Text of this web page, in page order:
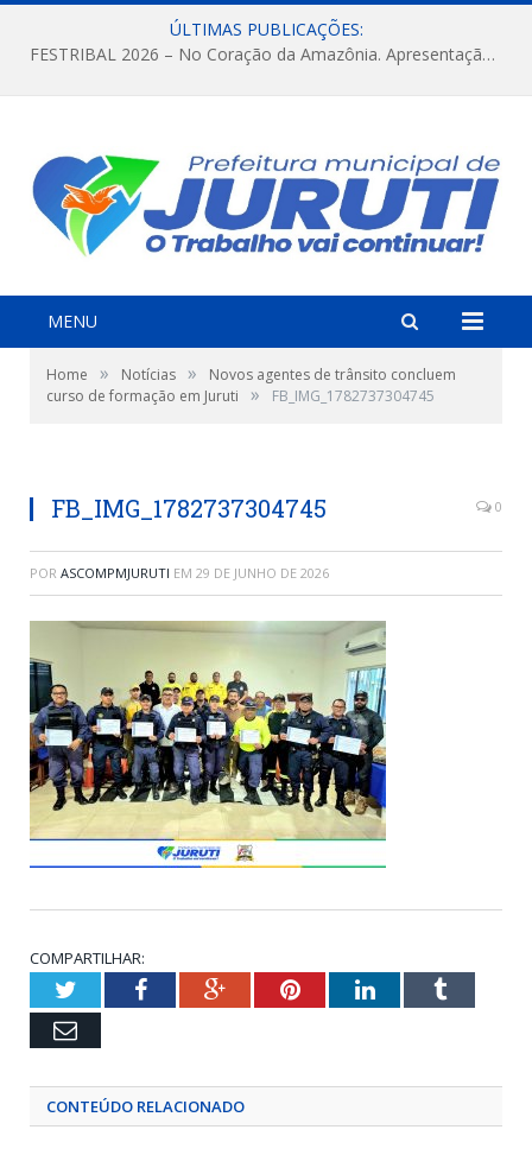
ÚLTIMAS PUBLICAÇÕES:
FESTRIBAL 2026 – No Coração da Amazônia. Apresentação da Munduruku.
MENU
Home » Notícias »
Novos agentes de trânsito concluem
curso de formação em Juruti
» FB_IMG_1782737304745
FB_IMG_1782737304745 0
POR ASCOMPMJURUTI EM 29 DE JUNHO DE 2026
COMPARTILHAR:
TwitterFacebookGoogle+PinterestLinkedInTumblr
Email
CONTEÚDO RELACIONADO